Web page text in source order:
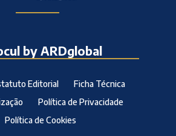
by ARDglobal
Editorial
Ficha Técnica
Política de Privacidade
Política de Cookies